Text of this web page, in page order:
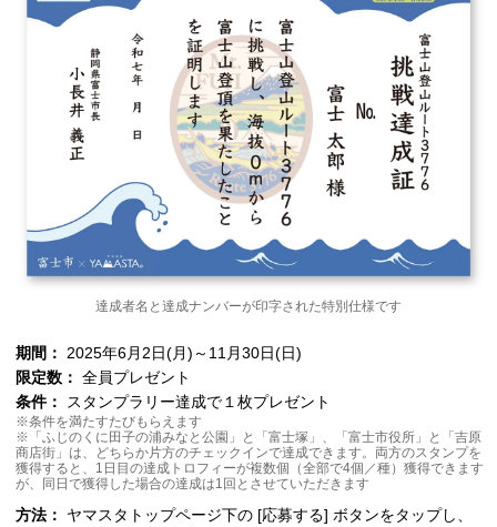
達成者名と達成ナンバーが印字された特別仕様です
期間：
2025年6月2日(月)～11月30日(日)
限定数： 全員プレゼント
条件：
スタンプラリー達成で１枚プレゼント
※条件を満たすたびもらえます
※「ふじのくに田子の浦みなと公園」と「富士塚」、「富士市役所」と「吉原
商店街」は、どちらか片方のチェックインで達成できます。両方のスタンプを
獲得すると、1日目の達成トロフィーが複数個（全部で4個／種）獲得できます
が、同日で獲得した場合の達成は1回とさせていただきます
方法：
ヤマスタトップページ下の [応募する] ボタンをタップし、